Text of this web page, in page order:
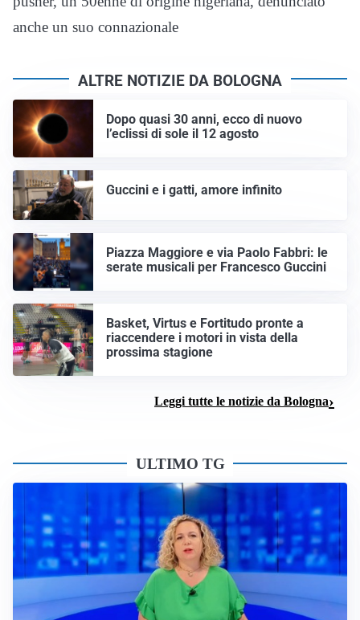
anche un suo connazionale
ALTRE NOTIZIE DA BOLOGNA
Dopo quasi 30 anni, ecco di nuovo
l’eclissi di sole il 12 agosto
Guccini e i gatti, amore infinito
Piazza Maggiore e via Paolo Fabbri: le
serate musicali per Francesco Guccini
Basket, Virtus e Fortitudo pronte a
riaccendere i motori in vista della
prossima stagione
Leggi tutte le notizie da Bologna
ULTIMO TG